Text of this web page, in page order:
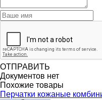
ОТПРАВИТЬ
Документов нет
Похожие товары
Перчатки кожаные